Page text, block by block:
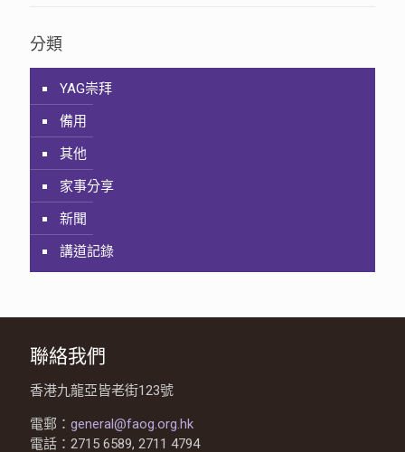
分類
YAG崇拜
備用
其他
家事分享
新聞
講道記錄
聯絡我們
香港九龍亞皆老街123號
電郵： general@faog.org.hk
電話：2715 6589, 2711 4794